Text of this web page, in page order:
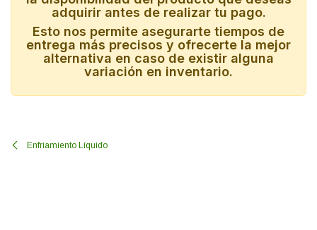
adquirir antes de realizar tu pago.
Esto nos permite asegurarte tiempos de
entrega más precisos y ofrecerte la mejor
alternativa en caso de existir alguna
variación en inventario.
Enfriamiento Líquido